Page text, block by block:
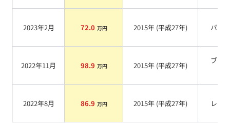
2023年2月 72.0 万円 2015年 (平成27年) パール
2022年11月 98.9 万円 2015年 (平成27年)
ブラ
2022年8月 86.9 万円 2015年 (平成27年) レッド